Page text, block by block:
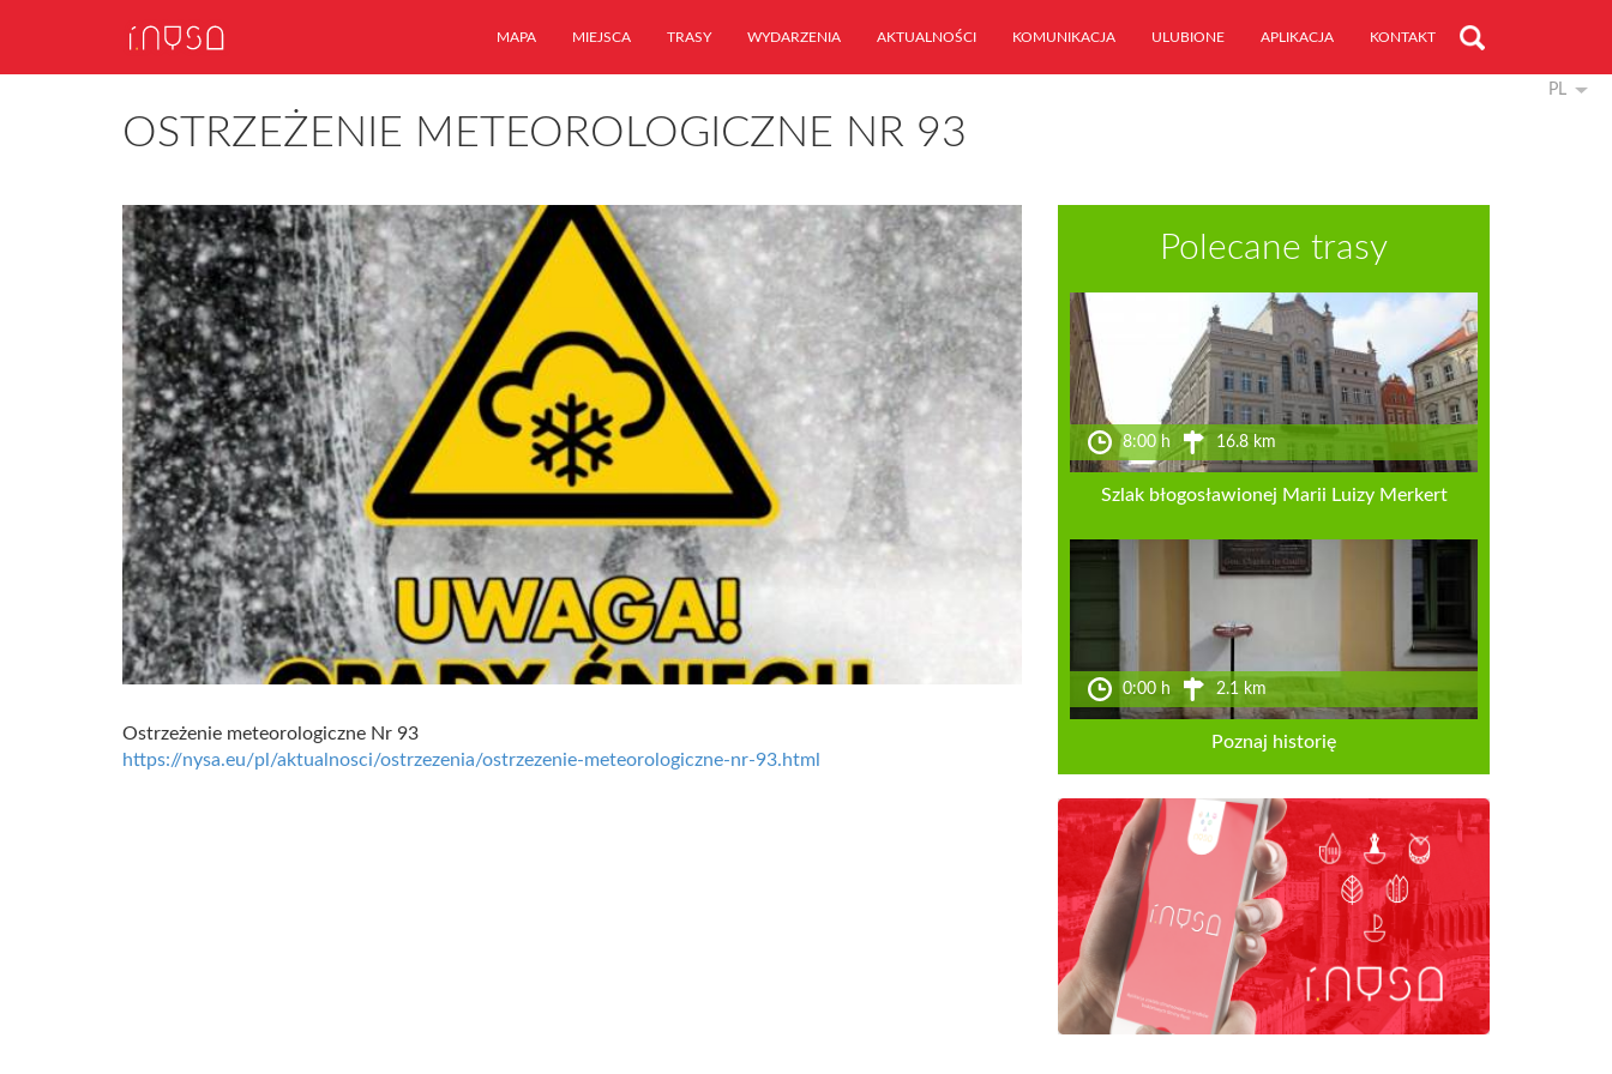
MAPA MIEJSCA TRASY WYDARZENIA AKTUALNOŚCI KOMUNIKACJA ULUBIONE APLIKACJA KONTAKT
PL
OSTRZEŻENIE METEOROLOGICZNE NR 93
Ostrzeżenie meteorologiczne Nr 93
https://nysa.eu/pl/aktualnosci/ostrzezenia/ostrzezenie-meteorologiczne-nr-93.html
Polecane trasy
8:00 h 16.8 km
Szlak błogosławionej Marii Luizy Merkert
0:00 h 2.1 km
Poznaj historię